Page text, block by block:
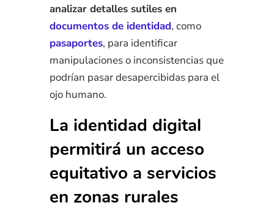
analizar detalles sutiles en
documentos de identidad, como
pasaportes, para identificar
manipulaciones o inconsistencias que
podrían pasar desapercibidas para el
ojo humano.
La identidad digital
permitirá un acceso
equitativo a servicios
en zonas rurales